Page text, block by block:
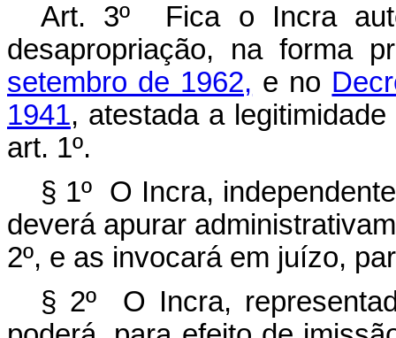
Art. 3º Fica o Incra
desapropriação, na forma
setembro de 1962, e no
1941, atestada a
art. 1º.
§ 1º O Incra,
deverá apurar
2º, e as invocará em juízo,
§ 2º O Incra,